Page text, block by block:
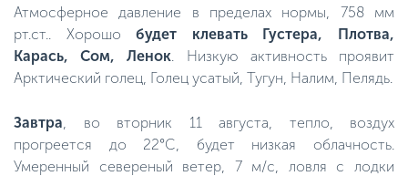
Атмосферное давление в пределах нормы, 758 мм
рт.ст.. Хорошобудет клевать Густера, Плотва,
Карась, Сом, Ленок. Низкую активность проявит
Арктический голец, Голец усатый, Тугун, Налим, Пелядь.
Завтра, во вторник 11 августа, тепло, воздух
прогреется до 22°C, будет низкая облачность.
Умеренный севереный ветер, 7 м/с, ловля с лодки